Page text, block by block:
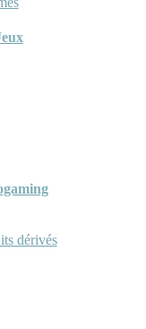
dérivés